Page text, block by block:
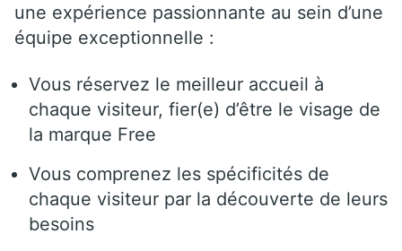
une expérience passionnante au sein d’une
équipe exceptionnelle :
Vous réservez le meilleur accueil à
chaque visiteur, fier(e) d’être le visage de
la marque Free
Vous comprenez les spécificités de
chaque visiteur par la découverte de leurs
besoins